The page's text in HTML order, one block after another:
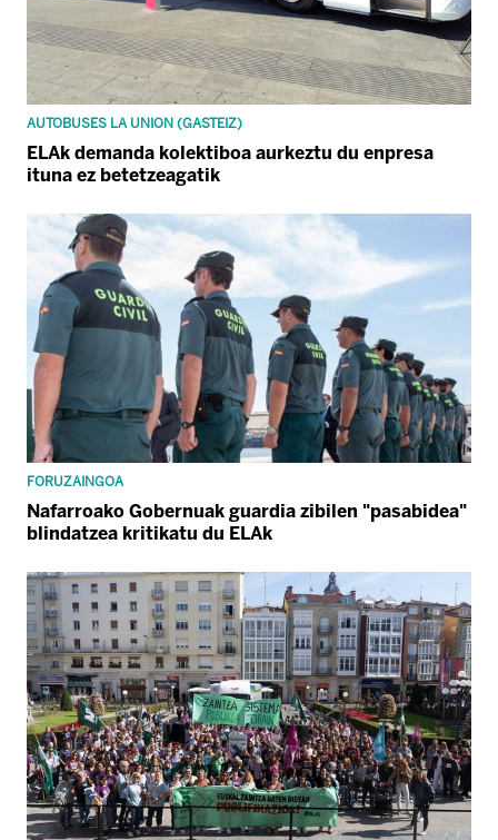
AUTOBUSES LA UNION (GASTEIZ)
ELAk demanda kolektiboa aurkeztu du enpresa
ituna ez betetzeagatik
FORUZAINGOA
Nafarroako Gobernuak guardia zibilen "pasabidea"
blindatzea kritikatu du ELAk